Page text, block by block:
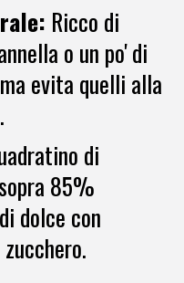
Ricco di
o un po' di
evita quelli alla
di
85%
dolce con